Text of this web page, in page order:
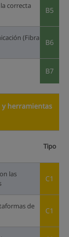
correcta
B5
(Fibra
B6
B7
y herramientas
Tipo
las
C1
de
C1